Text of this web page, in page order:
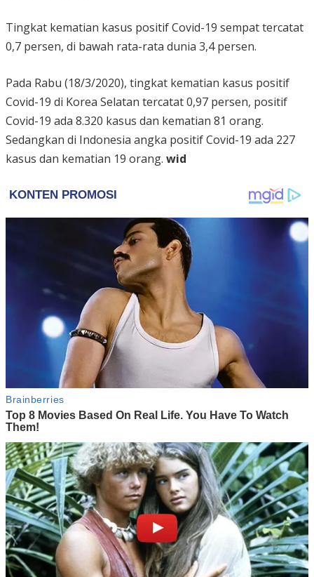
Tingkat kematian kasus positif Covid-19 sempat tercatat
0,7 persen, di bawah rata-rata dunia 3,4 persen.
Pada Rabu (18/3/2020), tingkat kematian kasus positif
Covid-19 di Korea Selatan tercatat 0,97 persen, positif
Covid-19 ada 8.320 kasus dan kematian 81 orang.
Sedangkan di Indonesia angka positif Covid-19 ada 227
kasus dan kematian 19 orang. wid